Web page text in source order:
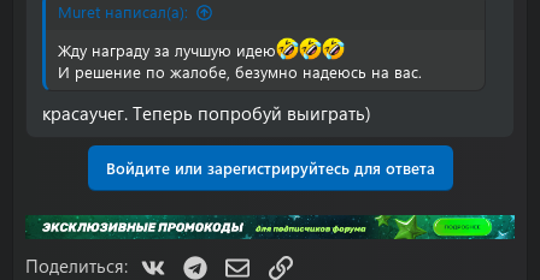
Muret написал(а):
Жду награду за лучшую идею
И решение по жалобе, безумно надеюсь на вас.
красаучег. Теперь попробуй выиграть)
Войдите или зарегистрируйтесь для ответа
Поделиться: VK TelegramЭлектронная почта
Ссылка